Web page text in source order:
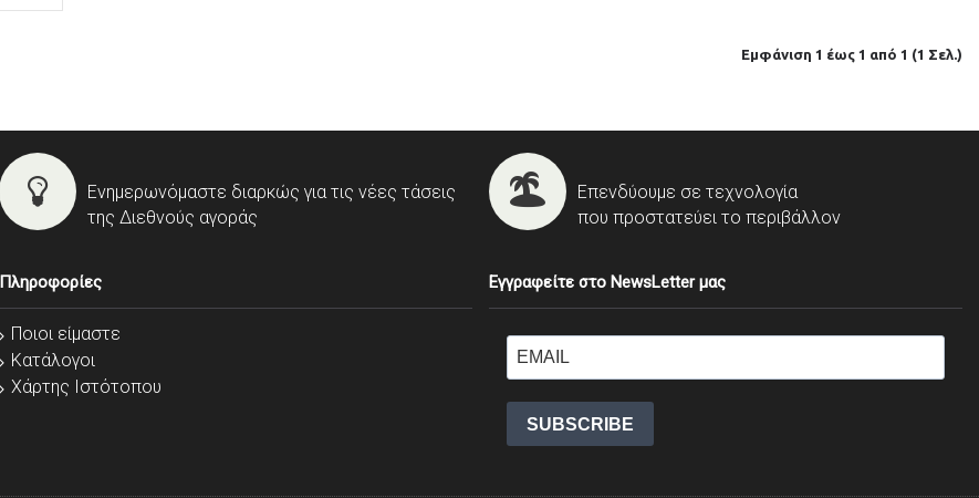
Εμφάνιση 1 έως 1 από 1 (1 Σελ.)
Ενημερωνόμαστε διαρκώς για τις νέες τάσεις
της Διεθνούς αγοράς
Επενδύουμε σε τεχνολογία
που προστατεύει το περιβάλλον
Πληροφορίες
Ποιοι είμαστε
Κατάλογοι
Χάρτης Ιστότοπου
Εγγραφείτε στο NewsLetter μας
SUBSCRIBE